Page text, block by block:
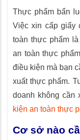
Thực phẩm bẩn
Việc xin cấp giấy
toàn thực phẩm
an toàn thực
điều kiện mà bạn
xuất thực phẩm.
doanh không cần
kiện an toàn thực
Cơ sở nào